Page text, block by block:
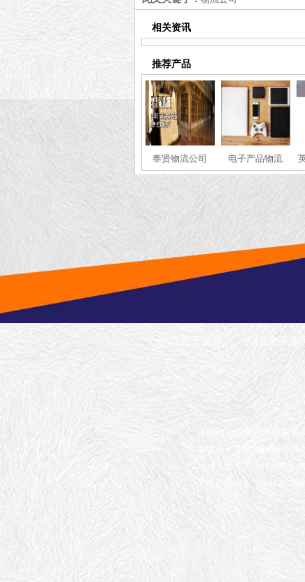
相关资讯
推荐产品
奉贤物流公司 电子产品物流
综合物流服务
英脉物流有限公司 版权所
备案号：沪ICP备
地址：上海市闵行区申长
沪公网安备